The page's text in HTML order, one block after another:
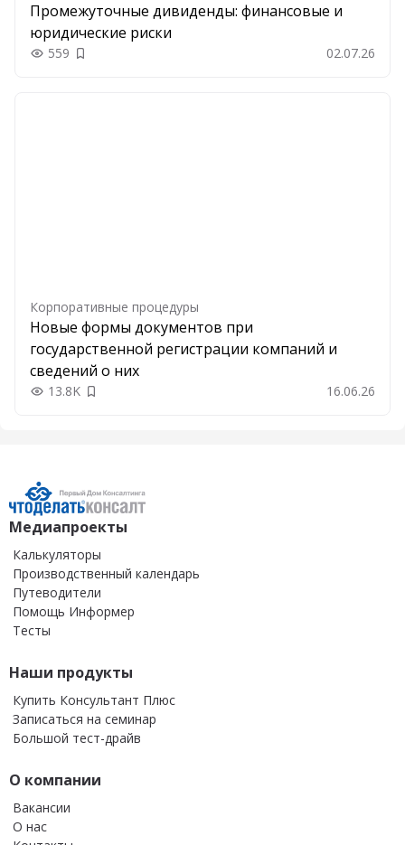
Промежуточные дивиденды: финансовые и
юридические риски
559 Добавить в закладки 02.07.26
Корпоративные процедуры
Новые формы документов при
государственной регистрации компаний и
сведений о них
13.8K Добавить в закладки 16.06.26
Медиапроекты
Калькуляторы
Производственный календарь
Путеводители
Помощь Информер
Тесты
Наши продукты
Купить Консультант Плюс
Записаться на семинар
Большой тест-драйв
О компании
Вакансии
О нас